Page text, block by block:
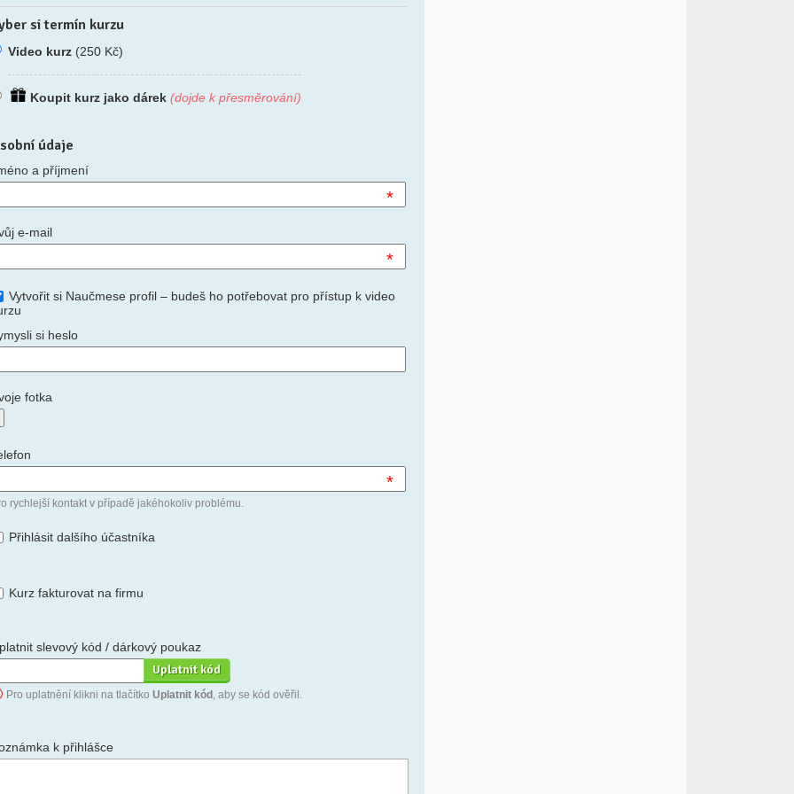
si termín kurzu
Video kurz (250 Kč)
Koupit kurz jako dárek (dojde k přesměrování)
údaje
a příjmení
*
e-mail
*
Vytvořit si Naučmese profil – budeš ho potřebovat pro přístup k video
si heslo
fotka
*
rychlejší kontakt v případě jakéhokoliv problému.
Přihlásit dalšího účastníka
Kurz fakturovat na firmu
slevový kód / dárkový poukaz
Pro uplatnění klikni na tlačítko Uplatnit kód , aby se kód ověřil.
k přihlášce